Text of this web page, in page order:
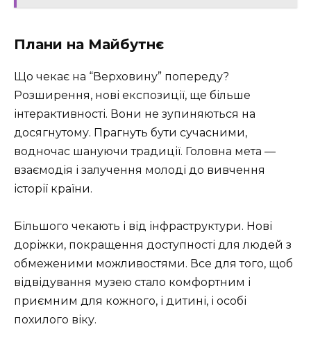
Плани на Майбутнє
Що чекає на “Верховину” попереду?
Розширення, нові експозиції, ще більше
інтерактивності. Вони не зупиняються на
досягнутому. Прагнуть бути сучасними,
водночас шануючи традиції. Головна мета —
взаємодія і залучення молоді до вивчення
історії країни.
Більшого чекають і від інфраструктури. Нові
доріжки, покращення доступності для людей з
обмеженими можливостями. Все для того, щоб
відвідування музею стало комфортним і
приємним для кожного, і дитині, і особі
похилого віку.